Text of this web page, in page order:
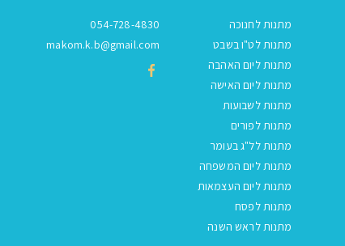
מתנות לחנוכה
מתנות לט"ו בשבט
מתנות ליום האהבה
מתנות ליום האישה
מתנות לשבועות
מתנות לפורים
מתנות לל"ג בעומר
מתנות ליום המשפחה
מתנות ליום העצמאות
מתנות לפסח
מתנות לראש השנה
054-728-4830
makom.k.b@gmail.com